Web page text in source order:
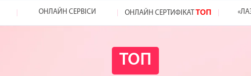
ОНЛАЙН СЕРВІСИ ОНЛАЙН СЕРТИФІКАТ ТОП
WOW!
ТОП
ВІДЧУЙТЕ
-20%
-20%ВІДКРИЙ СВІЙ
ПОДАРУНОК ДЛЯ
-25%